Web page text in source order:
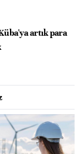
artık para